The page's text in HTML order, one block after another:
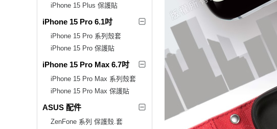
iPhone 15 Plus 保護貼
iPhone 15 Pro 6.1吋
iPhone 15 Pro 系列殼套
iPhone 15 Pro 保護貼
iPhone 15 Pro Max 6.7吋
iPhone 15 Pro Max 系列殼套
iPhone 15 Pro Max 保護貼
ASUS 配件
ZenFone 系列 保護殼.套